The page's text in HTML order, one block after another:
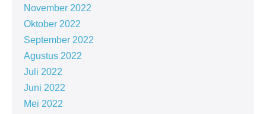
November 2022
Oktober 2022
September 2022
Agustus 2022
Juli 2022
Juni 2022
Mei 2022